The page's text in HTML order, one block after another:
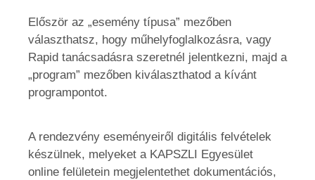
Először az „esemény típusa” mezőben
választhatsz, hogy műhelyfoglalkozásra, vagy
Rapid tanácsadásra szeretnél jelentkezni, majd a
„program” mezőben kiválaszthatod a kívánt
programpontot.
A rendezvény eseményeiről digitális felvételek
készülnek, melyeket a KAPSZLI Egyesület
online felületein megjelentethet dokumentációs,